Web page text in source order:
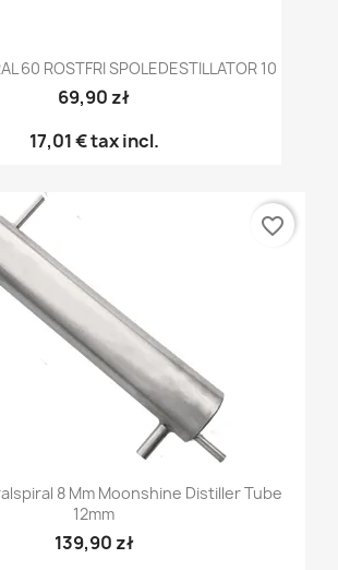
60 ROSTFRI SPOLEDESTILLATOR 10
69,90 zł
17,01 €tax incl.
8 Mm Moonshine Distiller Tube
12mm
139,90 zł
favorite_border